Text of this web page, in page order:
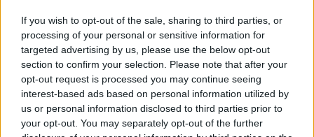
If you wish to opt-out of the sale, sharing to third parties, or
processing of your personal or sensitive information for
targeted advertising by us, please use the below opt-out
section to confirm your selection. Please note that after your
opt-out request is processed you may continue seeing
interest-based ads based on personal information utilized by
us or personal information disclosed to third parties prior to
your opt-out. You may separately opt-out of the further
intervenuti la rettrice dell’Università di FirenzeAlessandra
Petrucci
, il presidente del Sistema Museale di Ateneo
Marco
Benvenuti , il presidente della Regione ToscanaEugenio Giani
sindaco di FirenzeDario Nardella.